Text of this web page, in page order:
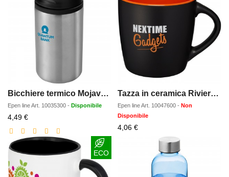
Bicchiere termico Mojave da 300 ml
Epen lineArt. 10035300 - Disponibile
4,49 €Prezzo
scontato
Tazza in ceramica Riviera da 340 ml
Epen lineArt. 10047600 - Non
Disponibile
4,06 €Prezzo
scontato
ECO